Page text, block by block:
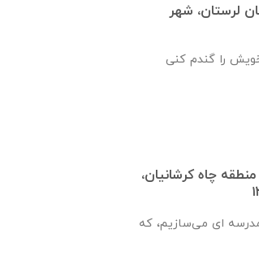
٦ كلاسه، استان لرستان، شهر
را گندم كنی
در منطقه چاه کرشانیان،
ای می‌سازیم، که